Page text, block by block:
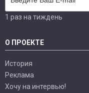
1 раз на тиждень
О ПРОЕКТЕ
История
Реклама
Хочу на интервью!